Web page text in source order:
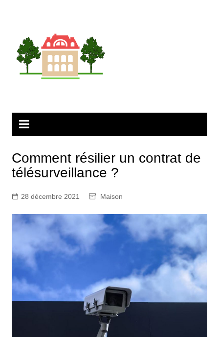
Comment résilier un contrat de
télésurveillance ?
28 décembre 2021 Maison